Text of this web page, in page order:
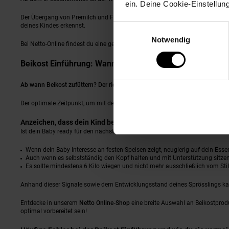
ein. Deine Cookie-
Notwendig
Der Übergang von Premilch und Folgemilch zur Beikosternährung sollte
deines Kindes erkennst.
Bei Netto-Online findest du eine gelungene Auswahl an Beikostprodukten
Beikost Einführung: Wann und wie beginnen?
Ab wann Beikost zufüttern? Der richtige Zeitpunkt für den Start
Der optimale Zeitpunkt, um mit dem Zufüttern zu beginnen, liegt
Anzeichen, dass dein Kind bereit für Beikost ist: Jetzt ist füttern
Ist dein Baby ready für den nächsten Schritt in der Ernährung? Bestimmte
Wenn dein Baby Interesse an festen Speisen zeigt, neugierig auf dein
Auch wenn es selbstständig den Kopf halten und mit Unterstützung
Es sollte mindestens 6 Kilo wiegen und nicht mehr ausschließlich vom
Anhand dieser Signale sowie dem Entwicklungsstand deines Sprösslings
Entdecke in unserem Netto Online-Shop eine breite Auswahl an
optimal vorbereitet sein!